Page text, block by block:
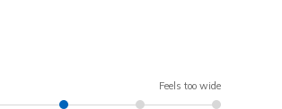
Feels too wide